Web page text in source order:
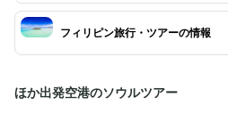
フィリピン旅行・ツアーの情報
ほか出発空港のソウルツアー